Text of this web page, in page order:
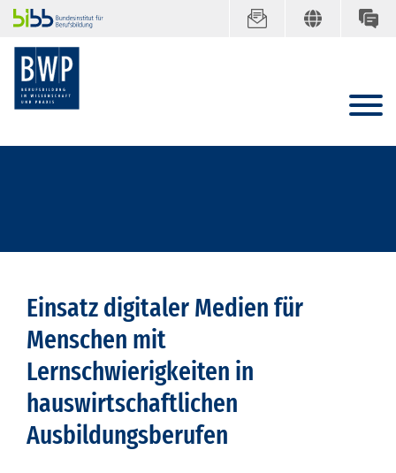
Einsatz digitaler Medien für
Menschen mit
Lernschwierigkeiten in
hauswirtschaftlichen
Ausbildungsberufen